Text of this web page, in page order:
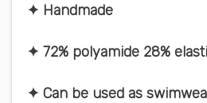
✦ Handmade
✦ 72% polyamide 28%
✦ Can be used as